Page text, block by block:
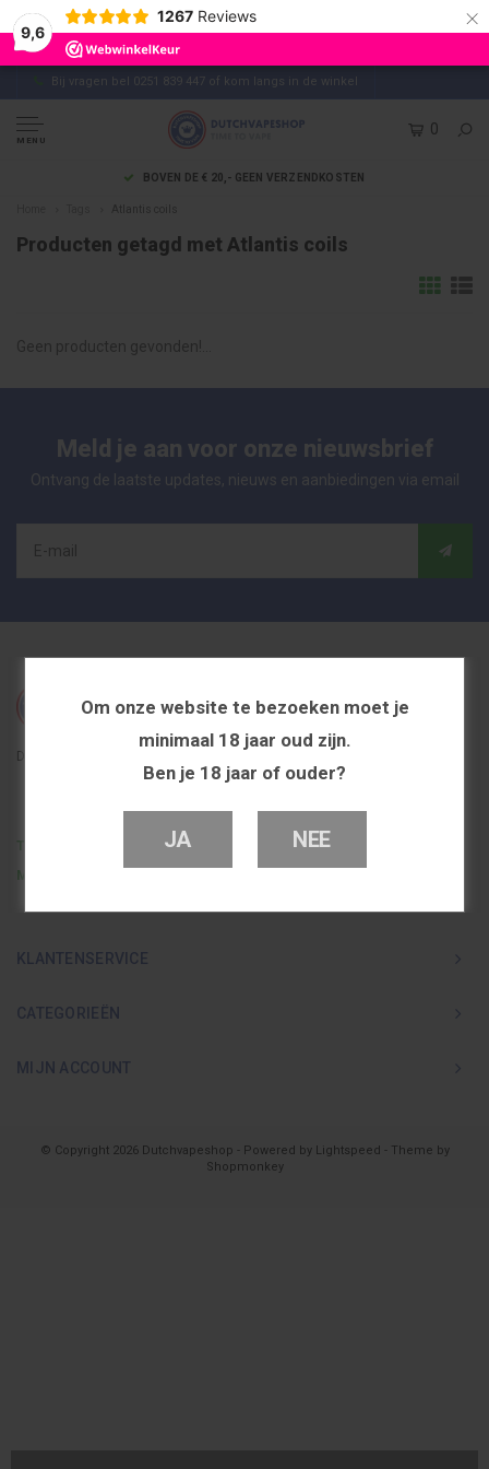
Om onze website te bezoeken moet je
minimaal 18 jaar oud zijn.
Ben je 18 jaar of ouder?
JA NEE
9,6
1267 Reviews ×
Bij vragen bel 0251 839 447 of kom langs in de winkel
MENU
0
BOVEN DE € 20,- GEEN VERZENDKOSTEN
Atlantis coils
Producten getagd met Atlantis coils
Geen producten gevonden!...
Meld je aan voor onze nieuwsbrief
Ontvang de laatste updates, nieuws en aanbiedingen via email
De beste en voordeligste vapeshop in Nederland
Telefoon
0251 839 447
KLANTENSERVICE
CATEGORIEËN
MIJN ACCOUNT
© Copyright 2026 Dutchvapeshop - Powered by Lightspeed - Theme by
Shopmonkey